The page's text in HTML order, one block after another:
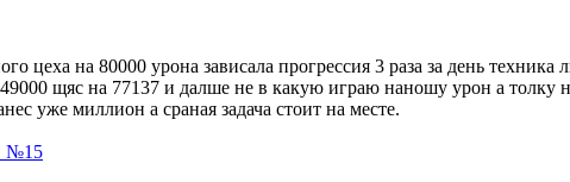
цеха на 80000 урона зависала прогрессия 3 раза за день
щяс на 77137 и далше не в какую играю наношу урон а толку
уже миллион а сраная задача стоит на месте.
№15